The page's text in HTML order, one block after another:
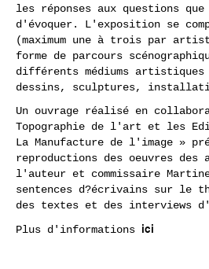
les réponses aux questions que
d'évoquer. L'exposition se
(maximum une à trois par
forme de parcours
différents médiums artistiques
dessins, sculptures,
Un ouvrage réalisé en
Topographie de l'art et les
La Manufacture de l'image »
reproductions des oeuvres
l'auteur et commissaire
sentences d?écrivains sur le
des textes et des interviews
Plus d'informations ici